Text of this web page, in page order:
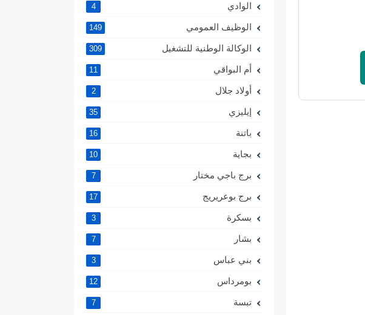
الوادي 4
الوظيف العمومي 149
الوكالة الوطنية للتشغيل 309
أم البواقي 11
أولاد جلال 2
إيليزي 35
باتنة 16
بجاية 10
برج باجي مختار 7
برج بوعريريج 17
بسكرة 3
بشار 7
بني عباس 3
بومرداس 12
تبسة 7